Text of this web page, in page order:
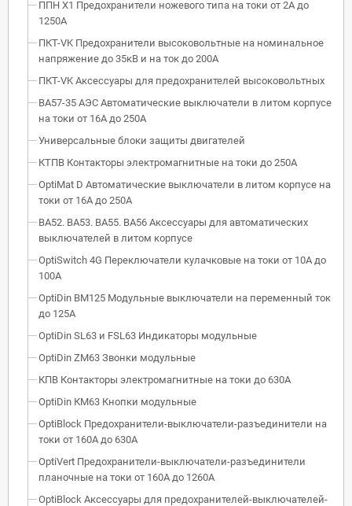
ППН Х1 Предохранители ножевого типа на токи от 2А до
1250А
ПКТ-VK Предохранители высоковольтные на номинальное
напряжение до 35кВ и на ток до 200А
ПКТ-VK Аксессуары для предохранителей высоковольтных
ВА57-35 АЭС Автоматические выключатели в литом корпусе
на токи от 16А до 250А
Универсальные блоки защиты двигателей
КТПВ Контакторы электромагнитные на токи до 250А
OptiMat D Автоматические выключатели в литом корпусе на
токи от 16А до 250А
ВА52. ВА53. ВА55. ВА56 Аксессуары для автоматических
выключателей в литом корпусе
OptiSwitch 4G Переключатели кулачковые на токи от 10А до
100А
OptiDin BM125 Модульные выключатели на переменный ток
до 125А
OptiDin SL63 и FSL63 Индикаторы модульные
OptiDin ZM63 Звонки модульные
КПВ Контакторы электромагнитные на токи до 630А
OptiDin КМ63 Кнопки модульные
OptiBlock Предохранители-выключатели-разъединители на
токи от 160А до 630А
OptiVert Предохранители-выключатели-разъединители
планочные на токи от 160А до 1260А
OptiBlock Аксессуары для предохранителей-выключателей-